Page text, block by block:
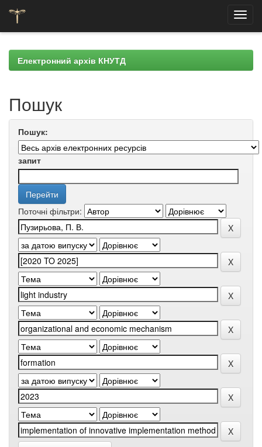
navigationЕлектронний архів КНУТД
Пошук
Пошук:
запит
Поточні фільтри: